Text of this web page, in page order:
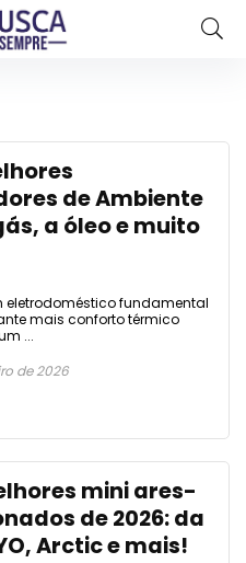
de Ambiente
a óleo e muito
eletrodoméstico fundamental
mais conforto térmico
...
de 2026
mini ares-
de 2026: da
‎Arctic e mais!